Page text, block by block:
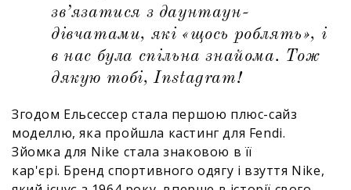
зв’язатися з даунтаун-
дівчатами, які «щось роблять», і
в нас була спільна знайома. Тож
дякую тобі, Instagram!
Згодом Ельсессер стала першою плюс-сайз
моделлю, яка пройшла кастинг для Fendi.
Зйомка для Nike стала знаковою в її
кар'єрі. Бренд спортивного одягу і взуття Nike,